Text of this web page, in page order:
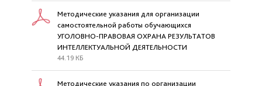
Методические указания для организации
самостоятельной работы обучающихся
УГОЛОВНО-ПРАВОВАЯ ОХРАНА РЕЗУЛЬТАТОВ
ИНТЕЛЛЕКТУАЛЬНОЙ ДЕЯТЕЛЬНОСТИ
44.19 КБ
Методические указания по организации